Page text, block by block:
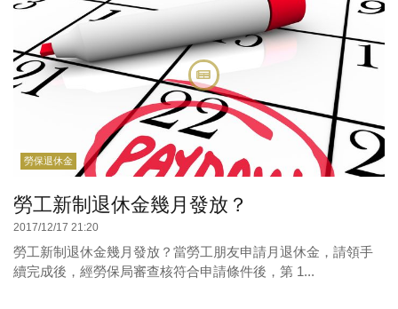
勞保退休金
勞工新制退休金幾月發放？
2017/12/17 21:20
勞工新制退休金幾月發放？當勞工朋友申請月退休金，請領手
續完成後，經勞保局審查核符合申請條件後，第 1...